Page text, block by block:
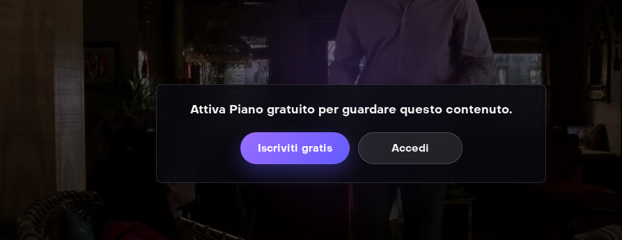
Attiva Piano gratuito per guardare questo contenuto.
Iscriviti gratis Accedi